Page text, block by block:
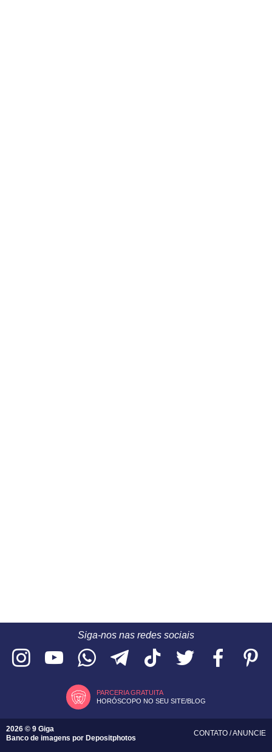
Siga-nos nas redes sociais
PARCERIA GRATUITA
HORÓSCOPO NO SEU SITE/BLOG
2026 © 9 Giga
Banco de imagens por Depositphotos
CONTATO /ANUNCIE